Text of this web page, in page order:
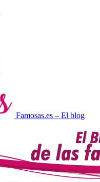
Famosas.es – El blog